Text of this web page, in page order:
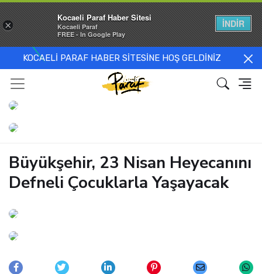
KOCAELİ PARAF HABER SİTESİNE HOŞ GELDİNİZ
Büyükşehir, 23 Nisan Heyecanını
Defneli Çocuklarla Yaşayacak
×
Kocaeli Paraf Haber Sitesi
Kocaeli Paraf
FREE - In Google Play
İNDİR